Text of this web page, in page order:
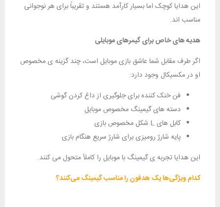
این هدایا کوچک اما بسیار کارآمد هستند و تقریباً برای هر نوجوانی
مناسب‌ اند.
هدیه‌ های خاص برای گیمرهای موبایلی
اگر طرف مقابل شما عاشق بازی موبایل است، چند گزینه‌ ی مخصوص
او در مکسیکال وجود دارد:
فن خنک کننده برای جلوگیری از داغ کردن گوشی
دسته‌ های گیمینگ مخصوص موبایل
کابل‌ های L شکل مخصوص بازی
پایه شارژ رومیزی برای شارژ سریع هنگام بازی
این هدایا تجربه‌ ی گیمینگ با موبایل را کاملاً متحول می‌ کنند.
کدام ویژگی‌ها یک هدفون را مناسب گیمینگ می‌کنند؟